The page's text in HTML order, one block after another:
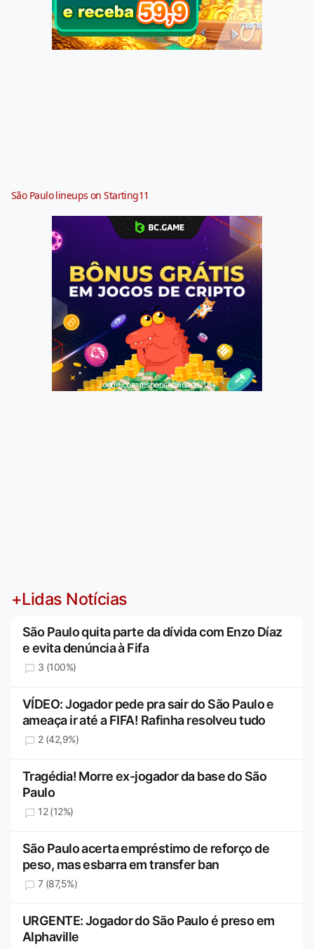
São Paulo lineups on Starting11
Jogue com responsabilidade. 18+
+Lidas Notícias
São Paulo quita parte da dívida com Enzo Díaz
e evita denúncia à Fifa
3 (100%)
VÍDEO: Jogador pede pra sair do São Paulo e
ameaça ir até a FIFA! Rafinha resolveu tudo
2 (42,9%)
Tragédia! Morre ex-jogador da base do São
Paulo
12 (12%)
São Paulo acerta empréstimo de reforço de
peso, mas esbarra em transfer ban
7 (87,5%)
URGENTE: Jogador do São Paulo é preso em
Alphaville